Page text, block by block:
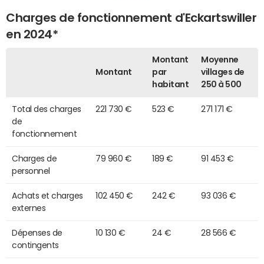
Charges de fonctionnement d'Eckartswiller
en 2024*
Montant
Montant
par
habitant
Moyenne
villages de
250 à 500
Total des charges
de
fonctionnement
221 730 € 523 € 271 171 €
Charges de
personnel
79 960 € 189 € 91 453 €
Achats et charges
externes
102 450 € 242 € 93 036 €
Dépenses de
contingents
10 130 € 24 € 28 566 €